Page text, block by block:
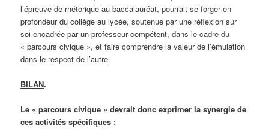
l’épreuve de rhétorique au baccalauréat, pourrait se forger en
profondeur du collège au lycée, soutenue par une réflexion sur
soi encadrée par un professeur compétent, dans le cadre du
« parcours civique », et faire comprendre la valeur de l’émulation
dans le respect de l’autre.
BILAN.
Le « parcours civique » devrait donc exprimer la synergie de
ces activités spécifiques :